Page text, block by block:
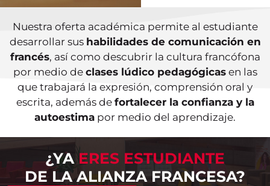
Nuestra oferta académica permite al estudiante
desarrollar sus habilidades de comunicación en
francés, así como descubrir la cultura francófona
por medio de clases lúdico pedagógicasen las
que trabajará la expresión, comprensión oral y
escrita, además de fortalecer la confianza y la
autoestima por medio del aprendizaje.
¿YAERES ESTUDIANTE
DE LA ALIANZA FRANCESA?